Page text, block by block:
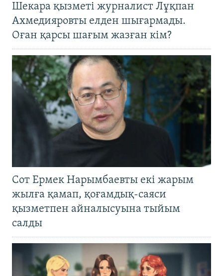
Шекара қызметі журналист Лұқпан
Ахмедияровты елден шығармады.
Оған қарсы шағым жазған кім?
Сот Ермек Нарымбаевты екі жарым
жылға қамап, қоғамдық-саяси
қызметпен айналысуына тыйым
салды